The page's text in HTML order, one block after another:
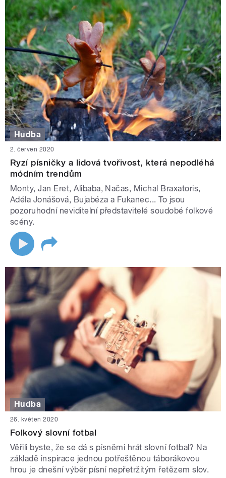
Hudba
2. červen 2020
Ryzí písničky a lidová tvořivost, která nepodléhá
módním trendům
Monty, Jan Eret, Alibaba, Načas, Michal Braxatoris,
Adéla Jonášová, Bujabéza a Fukanec... To jsou
pozoruhodní neviditelní představitelé soudobé folkové
scény.
Hudba
26. květen 2020
Folkový slovní fotbal
Věřili byste, že se dá s písněmi hrát slovní fotbal? Na
základě inspirace jednou potřeštěnou táborákovou
hrou je dnešní výběr písní nepřetržitým řetězem slov.